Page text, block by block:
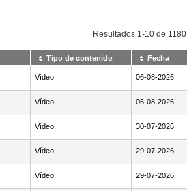
Resultados 1 -10de 1180
Tipo de contenido Fecha
Vídeo NaN06-08-2026
06-08-2026
Vídeo NaN06-08-2026
06-08-2026
Vídeo NaN30-07-2026
30-07-2026
Vídeo NaN29-07-2026
29-07-2026
Vídeo NaN29-07-2026
29-07-2026